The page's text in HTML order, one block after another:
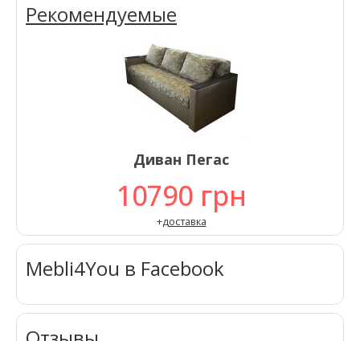
Рекомендуемые
Диван Пегас
10790 грн
+доставка
Mebli4You в Facebook